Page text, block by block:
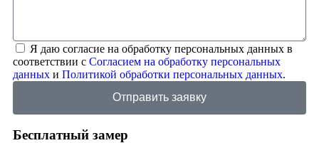
Я даю согласие на обработку персональных данных в
соответствии с Согласием на обработку персональных
данных и Политикой обработки персональных данных.
Отправить заявку
Бесплатный замер